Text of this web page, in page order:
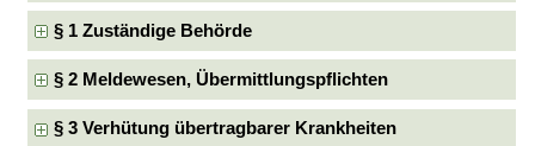
§ 1 Zuständige Behörde
§ 2 Meldewesen, Übermittlungspflichten
§ 3 Verhütung übertragbarer Krankheiten